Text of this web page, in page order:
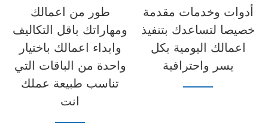
أدوات وخدمات مقدمة
خصيصا لتساعدك بتنفيذ
اعمالك اليومية بكل
يسر واحترافية
طور من اعمالك
ومهاراتك باقل التكاليف
وابداء اعمالك باختيار
واحدة من الباقات التي
تناسب طبيعة عملك
انت